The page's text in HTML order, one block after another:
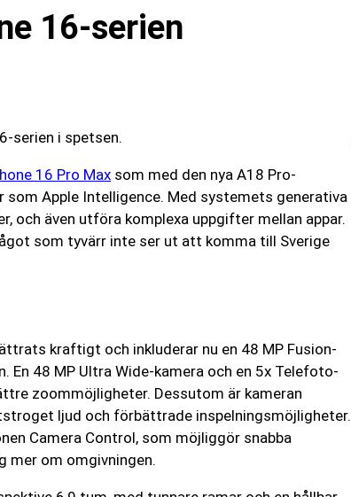
16-serien
serien i spetsen.
16 Pro Max som med den nya A18 Pro-
Apple Intelligence. Med systemets generativa
och även utföra komplexa uppgifter mellan appar.
som tyvärr inte ser ut att komma till Sverige
kraftigt och inkluderar nu en 48 MP Fusion-
En 48 MP Ultra Wide-kamera och en 5x Telefoto-
zoommöjligheter. Dessutom är kameran
ljud och förbättrade inspelningsmöjligheter.
Camera Control, som möjliggör snabba
mer om omgivningen.